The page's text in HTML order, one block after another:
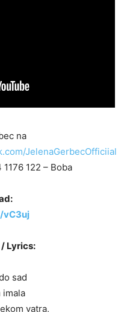
na
JelenaGerbecOfficiial
122 – Boba
vC3uj
Lyrics:
sad
imala
vatra,